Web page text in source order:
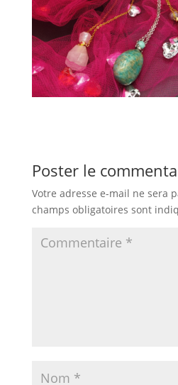
Poster le
Votre adresse e-mail ne sera
champs obligatoires sont